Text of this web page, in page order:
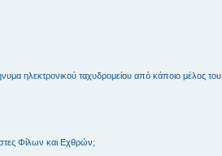
ηλεκτρονικού ταχυδρομείου από κάποιο μέλος του
Φίλων και Εχθρών;